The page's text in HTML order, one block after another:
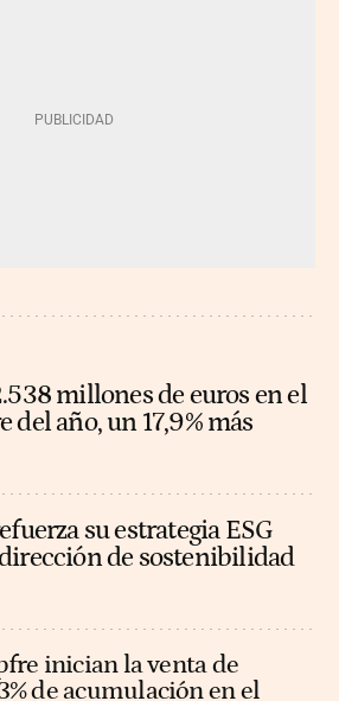
millones de euros en el
del año, un 17,9% más
su estrategia ESG
de sostenibilidad
inician la venta de
de acumulación en el